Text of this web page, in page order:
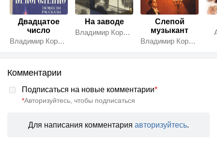
Двадцатое
число
Владимир Короленко
На заводе
Владимир Короленко
Слепой
музыкант
Владимир Короленко
Комментарии
Подписаться на новые комментарии*
*Авторизуйтесь, чтобы подписаться
Для написания комментария авторизуйтесь.